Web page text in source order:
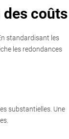
coûts
standardisant les
les redondances
substantielles. Une